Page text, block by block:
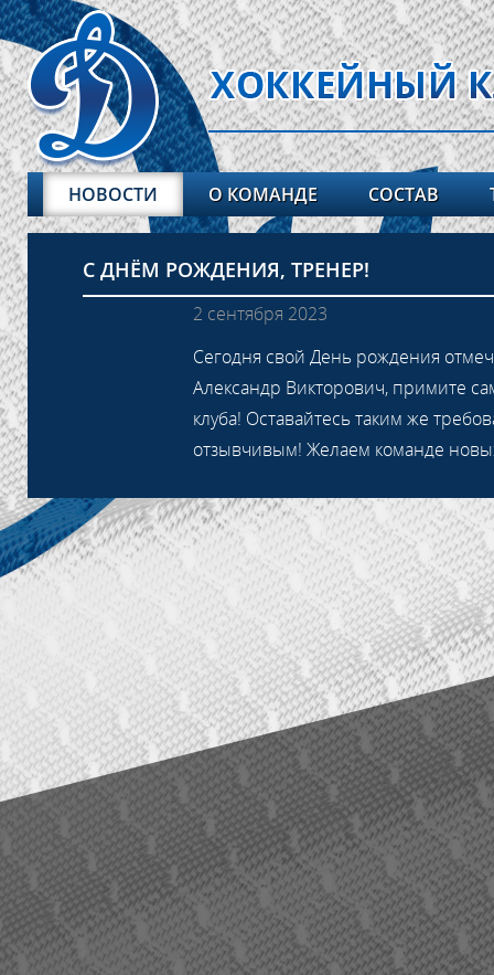
НОВОСТИ О КОМАНДЕ СОСТАВ
С ДНЁМ РОЖДЕНИЯ, ТРЕНЕР!
2 сентября 2023
Сегодня свой День рождения
Александр Викторович, примите
клуба! Оставайтесь таким же
отзывчивым! Желаем команде